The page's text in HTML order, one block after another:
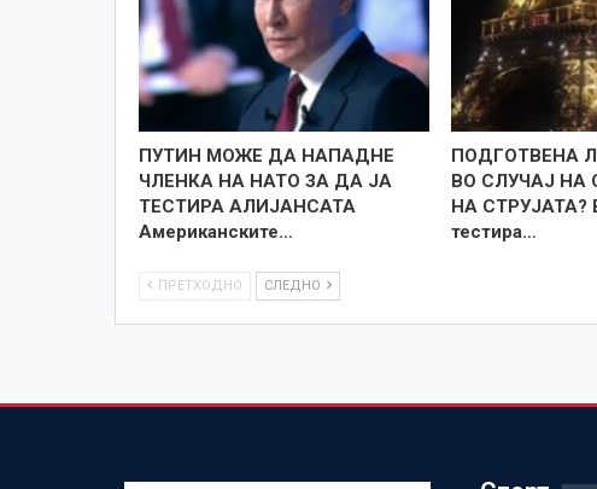
ПУТИН МОЖЕ ДА НАПАДНЕ
ЧЛЕНКА НА НАТО ЗА ДА ЈА
ТЕСТИРА АЛИЈАНСАТА
Американските…
ПОДГОТВЕНА
ВО СЛУЧАЈ НА
НА СТРУЈАТА?
тестира…
ПРЕТХОДНО СЛЕДНО